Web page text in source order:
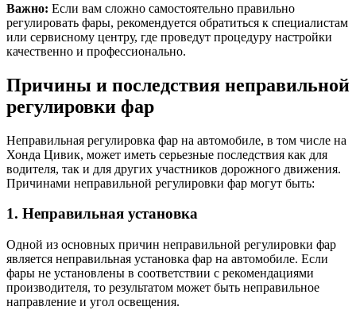
Важно: Если вам сложно самостоятельно правильно
регулировать фары, рекомендуется обратиться к специалистам
или сервисному центру, где проведут процедуру настройки
качественно и профессионально.
Причины и последствия неправильной
регулировки фар
Неправильная регулировка фар на автомобиле, в том числе на
Хонда Цивик, может иметь серьезные последствия как для
водителя, так и для других участников дорожного движения.
Причинами неправильной регулировки фар могут быть:
1. Неправильная установка
Одной из основных причин неправильной регулировки фар
является неправильная установка фар на автомобиле. Если
фары не установлены в соответствии с рекомендациями
производителя, то результатом может быть неправильное
направление и угол освещения.